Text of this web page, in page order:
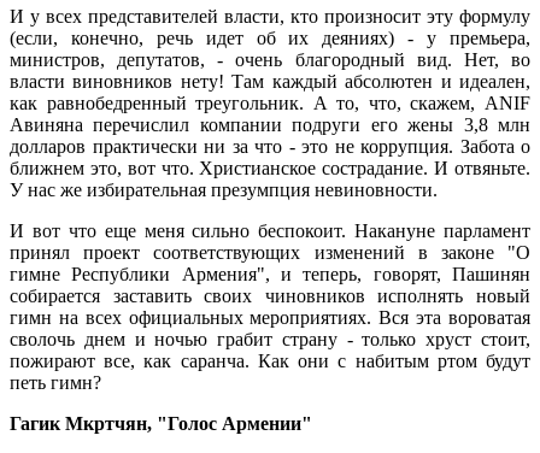
И у всех представителей власти, кто произносит эту формулу
(если, конечно, речь идет об их деяниях) - у премьера,
министров, депутатов, - очень благородный вид. Нет, во
власти виновников нету! Там каждый абсолютен и идеален,
как равнобедренный треугольник. А то, что, скажем, ANIF
Авиняна перечислил компании подруги его жены 3,8 млн
долларов практически ни за что - это не коррупция. Забота о
ближнем это, вот что. Христианское сострадание. И отвяньте.
У нас же избирательная презумпция невиновности.
И вот что еще меня сильно беспокоит. Накануне парламент
принял проект соответствующих изменений в законе "О
гимне Республики Армения", и теперь, говорят, Пашинян
собирается заставить своих чиновников исполнять новый
гимн на всех официальных мероприятиях. Вся эта вороватая
сволочь днем и ночью грабит страну - только хруст стоит,
пожирают все, как саранча. Как они с набитым ртом будут
петь гимн?
Гагик Мкртчян, "Голос Армении"